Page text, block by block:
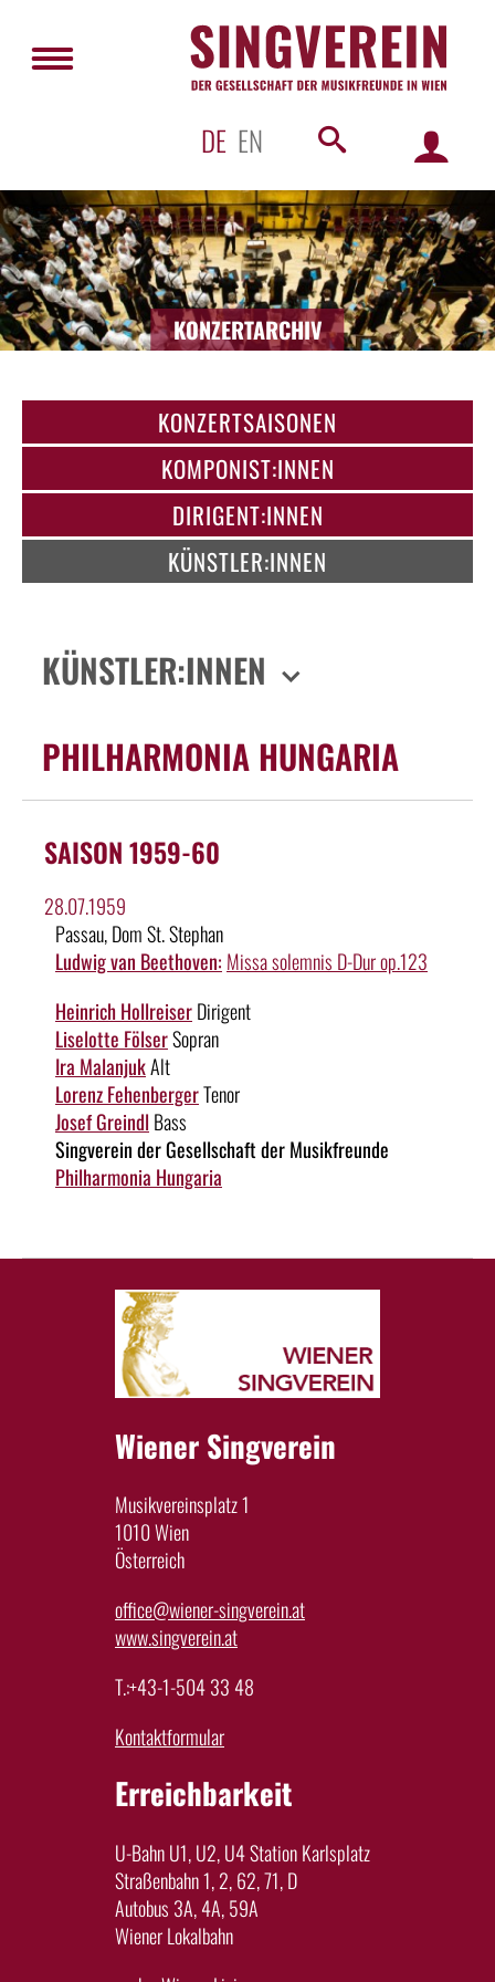
DE EN
KONZERTARCHIV
KONZERTSAISONEN
KOMPONIST:INNEN
DIRIGENT:INNEN
KÜNSTLER:INNEN
KÜNSTLER:INNEN
PHILHARMONIA HUNGARIA
SAISON 1959-60
28.07.1959
Passau, Dom St. Stephan
Ludwig van Beethoven: Missa solemnis D-Dur op.123
Heinrich HollreiserDirigent
Liselotte FölserSopran
Ira MalanjukAlt
Lorenz FehenbergerTenor
Josef Greindl Bass
Singverein der Gesellschaft der Musikfreunde
Philharmonia Hungaria
Wiener Singverein
Musikvereinsplatz 1
1010 Wien
Österreich
office@wiener-singverein.at
www.singverein.at
T.:+43-1-504 33 48
Kontaktformular
Erreichbarkeit
U-Bahn U1, U2, U4 Station Karlsplatz
Straßenbahn 1, 2, 62, 71, D
Autobus 3A, 4A, 59A
Wiener Lokalbahn